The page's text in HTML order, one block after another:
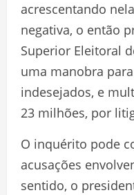
acrescentando
negativa, o então
Superior Eleitoral
uma manobra
indesejados, e
23 milhões, por
O inquérito pode
acusações
sentido, o